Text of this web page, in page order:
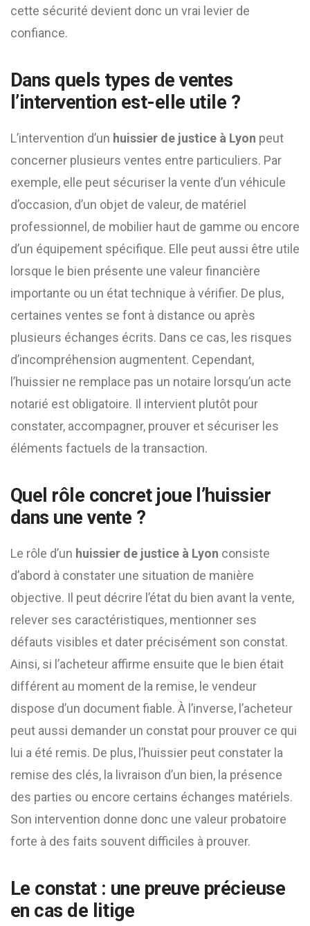
cette sécurité devient donc un vrai levier de
confiance.
Dans quels types de ventes
l’intervention est-elle utile ?
L’intervention d’un huissier de justice à Lyon peut
concerner plusieurs ventes entre particuliers. Par
exemple, elle peut sécuriser la vente d’un véhicule
d’occasion, d’un objet de valeur, de matériel
professionnel, de mobilier haut de gamme ou encore
d’un équipement spécifique. Elle peut aussi être utile
lorsque le bien présente une valeur financière
importante ou un état technique à vérifier. De plus,
certaines ventes se font à distance ou après
plusieurs échanges écrits. Dans ce cas, les risques
d’incompréhension augmentent. Cependant,
l’huissier ne remplace pas un notaire lorsqu’un acte
notarié est obligatoire. Il intervient plutôt pour
constater, accompagner, prouver et sécuriser les
éléments factuels de la transaction.
Quel rôle concret joue l’huissier
dans une vente ?
Le rôle d’un huissier de justice à Lyon consiste
d’abord à constater une situation de manière
objective. Il peut décrire l’état du bien avant la vente,
relever ses caractéristiques, mentionner ses
défauts visibles et dater précisément son constat.
Ainsi, si l’acheteur affirme ensuite que le bien était
différent au moment de la remise, le vendeur
dispose d’un document fiable. À l’inverse, l’acheteur
peut aussi demander un constat pour prouver ce qui
lui a été remis. De plus, l’huissier peut constater la
remise des clés, la livraison d’un bien, la présence
des parties ou encore certains échanges matériels.
Son intervention donne donc une valeur probatoire
forte à des faits souvent difficiles à prouver.
Le constat : une preuve précieuse
en cas de litige